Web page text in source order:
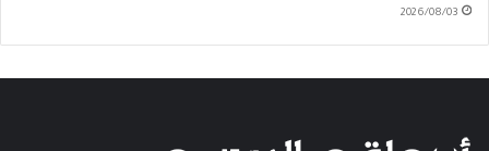
2026/08/03